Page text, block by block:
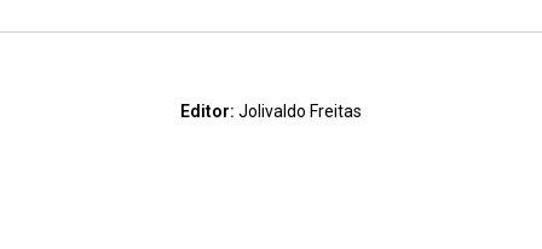
Editor: Jolivaldo Freitas